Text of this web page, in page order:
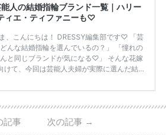
人の結婚指輪ブランド一覧｜ハリー
ィエ・ティファニーも♡
、こんにちは！ DRESSY編集部です♡ 「芸
んな結婚指輪を選んでいるの？」 「憧れの
と同じブランドが気になる♡」 そんな花嫁
けて、今回は芸能人夫婦が実際に選んだ結婚
ストンやカルティエ、ティファニーなど世界
気のブランドまで幅広くご紹介。 さらに、
ている芸能人夫婦 ・リングの特徴や魅力 ・
記事 次の記事 →